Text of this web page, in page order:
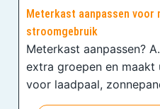
Meterkast aanpassen voor
stroomgebruik
Meterkast aanpassen?
extra groepen en
voor laadpaal,